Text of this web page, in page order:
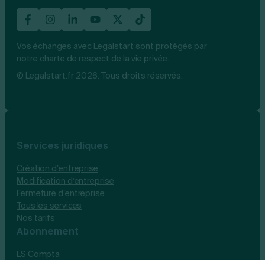
Vos échanges avec Legalstart sont protégés par
notre charte de respect de la vie privée.
© Legalstart.fr 2026. Tous droits réservés.
Services juridiques
Création d’entreprise
Modification d’entreprise
Fermeture d’entreprise
Tous les services
Nos tarifs
Abonnement
LS Compta